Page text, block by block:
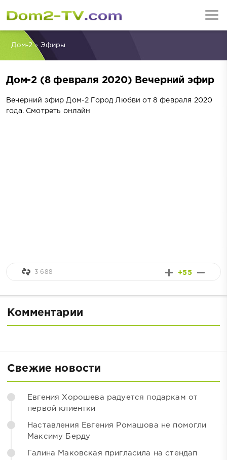
Дом-2» Эфиры
Дом-2 (8 февраля 2020) Вечерний эфир
Вечерний эфир Дом-2 Город Любви от 8 февраля 2020
года. Смотреть онлайн
+55
3 688
Комментарии
Свежие новости
Евгения Хорошева радуется подаркам от
первой клиентки
Наставления Евгения Ромашова не помогли
Максиму Берду
Галина Маковская пригласила на стендап